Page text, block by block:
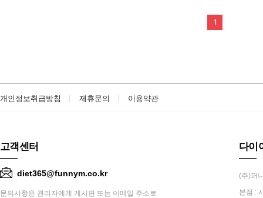
1
개인정보취급방침 제휴문의 이용약관
고객센터
diet365@funnym.co.kr
문의사항은 관리자에게 게시판 또는 이메일 주소로
다이
(주)퍼
본점 :